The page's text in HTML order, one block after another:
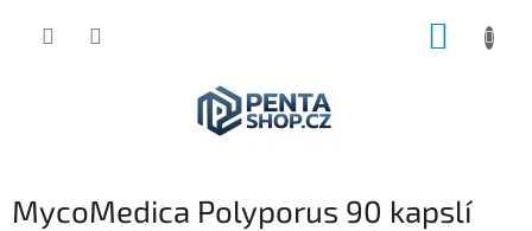
MycoMedica Polyporus 90 kapslí